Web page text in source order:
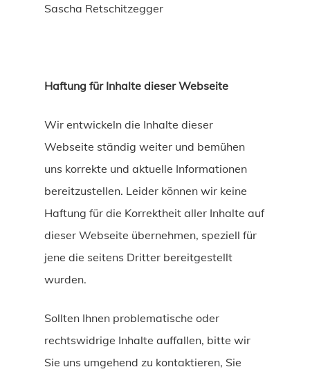
Sascha Retschitzegger
Haftung für Inhalte dieser Webseite
Wir entwickeln die Inhalte dieser
Webseite ständig weiter und bemühen
uns korrekte und aktuelle Informationen
bereitzustellen. Leider können wir keine
Haftung für die Korrektheit aller Inhalte auf
dieser Webseite übernehmen, speziell für
jene die seitens Dritter bereitgestellt
wurden.
Sollten Ihnen problematische oder
rechtswidrige Inhalte auffallen, bitte wir
Sie uns umgehend zu kontaktieren, Sie